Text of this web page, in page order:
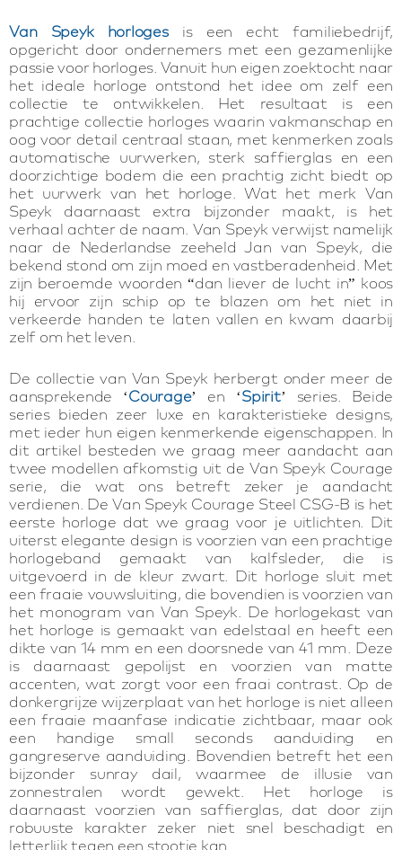
Van Speyk horlogesis een echt familiebedrijf,
opgericht door ondernemers met een gezamenlijke
passie voor horloges. Vanuit hun eigen zoektocht naar
het ideale horloge ontstond het idee om zelf een
collectie te ontwikkelen. Het resultaat is een
prachtige collectie horloges waarin vakmanschap en
oog voor detail centraal staan, met kenmerken zoals
automatische uurwerken, sterk saffierglas en een
doorzichtige bodem die een prachtig zicht biedt op
het uurwerk van het horloge. Wat het merk Van
Speyk daarnaast extra bijzonder maakt, is het
verhaal achter de naam. Van Speyk verwijst namelijk
naar de Nederlandse zeeheld Jan van Speyk, die
bekend stond om zijn moed en vastberadenheid. Met
zijn beroemde woorden “dan liever de lucht in” koos
hij ervoor zijn schip op te blazen om het niet in
verkeerde handen te laten vallen en kwam daarbij
zelf om het leven.
De collectie van Van Speyk herbergt onder meer de
aansprekende ‘Courage’ en ‘Spirit’ series. Beide
series bieden zeer luxe en karakteristieke designs,
met ieder hun eigen kenmerkende eigenschappen. In
dit artikel besteden we graag meer aandacht aan
twee modellen afkomstig uit de Van Speyk Courage
serie, die wat ons betreft zeker je aandacht
verdienen. De Van Speyk Courage Steel CSG-B is het
eerste horloge dat we graag voor je uitlichten. Dit
uiterst elegante design is voorzien van een prachtige
horlogeband gemaakt van kalfsleder, die is
uitgevoerd in de kleur zwart. Dit horloge sluit met
een fraaie vouwsluiting, die bovendien is voorzien van
het monogram van Van Speyk. De horlogekast van
het horloge is gemaakt van edelstaal en heeft een
dikte van 14 mm en een doorsnede van 41 mm. Deze
is daarnaast gepolijst en voorzien van matte
accenten, wat zorgt voor een fraai contrast. Op de
donkergrijze wijzerplaat van het horloge is niet alleen
een fraaie maanfase indicatie zichtbaar, maar ook
een handige small seconds aanduiding en
gangreserve aanduiding. Bovendien betreft het een
bijzonder sunray dail, waarmee de illusie van
zonnestralen wordt gewekt. Het horloge is
daarnaast voorzien van saffierglas, dat door zijn
robuuste karakter zeker niet snel beschadigt en
letterlijk tegen een stootje kan.